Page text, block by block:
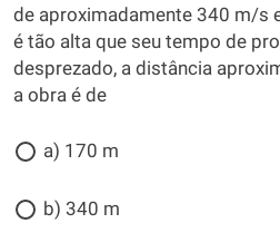
de aproximadamente 340 m/s
é tão alta que seu tempo de
desprezado, a distância
a obra é de
a) 170 m
b) 340 m